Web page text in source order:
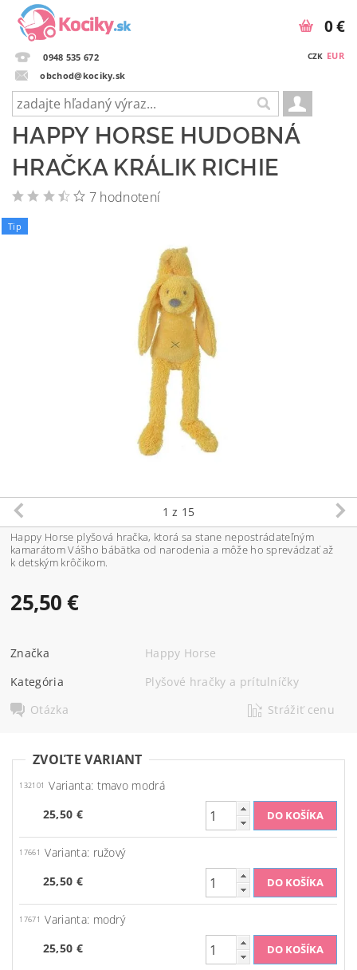
0948 535 672
obchod@kociky.sk
CZK EUR
0 €
HAPPY HORSE HUDOBNÁ
HRAČKA KRÁLIK RICHIE
7 hodnotení
Tip
1 z 15
Happy Horse plyšová hračka, ktorá sa stane nepostrádateľným
kamarátom Vášho bábätka od narodenia a môže ho sprevádzať až
k detským krôčikom.
25,50 €
Značka
Happy Horse
Kategória
Plyšové hračky a prítulníčky
Otázka
Strážiť cenu
ZVOĽTE VARIANT
132101
Varianta: tmavo modrá
25,50 €
17661
Varianta: ružový
25,50 €
17671
Varianta: modrý
25,50 €